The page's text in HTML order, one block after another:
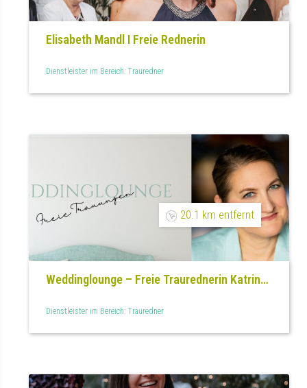
Elisabeth Mandl I Freie Rednerin
Dienstleister im Bereich: Trauredner
20.1 km entfernt
Weddinglounge – Freie Traurednerin Katrin
Dienstleister im Bereich: Trauredner